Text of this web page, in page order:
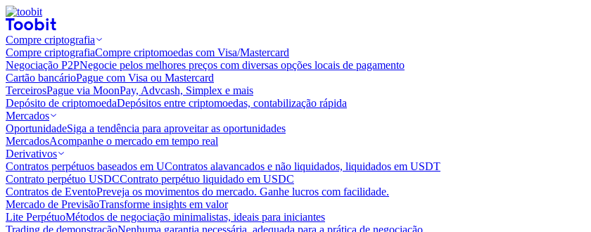
Compre criptografia
Compre criptografiaCompre criptomoedas com Visa/Mastercard
Negociação P2PNegocie pelos melhores preços com diversas opções locais de pagamento
Cartão bancárioPague com Visa ou Mastercard
TerceirosPague via MoonPay, Advcash, Simplex e mais
Depósito de criptomoedaDepósitos entre criptomoedas, contabilização rápida
Mercados
OportunidadeSiga a tendência para aproveitar as oportunidades
MercadosAcompanhe o mercado em tempo real
Derivativos
Contratos perpétuos baseados em UContratos alavancados e não liquidados, liquidados em USDT
Contrato perpétuo USDCContrato perpétuo liquidado em USDC
Contratos de EventoPreveja os movimentos do mercado. Ganhe lucros com facilidade.
Mercado de PrevisãoTransforme insights em valor
Lite PerpétuoMétodos de negociação minimalistas, ideais para iniciantes
Trading de demonstraçãoNenhuma garantia necessária, adequada para a prática de negociação